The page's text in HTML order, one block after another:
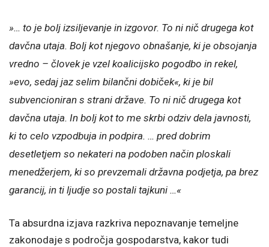
»… to je bolj izsiljevanje in izgovor. To ni nič drugega kot
davčna utaja. Bolj kot njegovo obnašanje, ki je obsojanja
vredno – človek je vzel koalicijsko pogodbo in rekel,
»evo, sedaj jaz selim bilančni dobiček«, ki je bil
subvencioniran s strani države. To ni nič drugega kot
davčna utaja. In bolj kot to me skrbi odziv dela javnosti,
ki to celo vzpodbuja in podpira. … pred dobrim
desetletjem so nekateri na podoben način ploskali
menedžerjem, ki so prevzemali državna podjetja, pa brez
garancij, in ti ljudje so postali tajkuni …«
Ta absurdna izjava razkriva nepoznavanje temeljne
zakonodaje s področja gospodarstva, kakor tudi